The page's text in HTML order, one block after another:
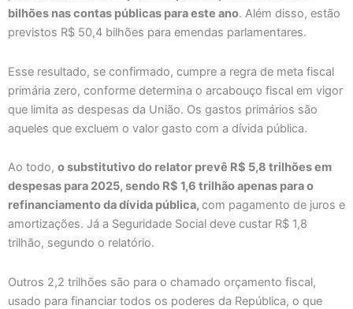
bilhões nas contas públicas para este ano. Além disso, estão
previstos R$ 50,4 bilhões para emendas parlamentares.
Esse resultado, se confirmado, cumpre a regra de meta fiscal
primária zero, conforme determina o arcabouço fiscal em vigor
que limita as despesas da União. Os gastos primários são
aqueles que excluem o valor gasto com a dívida pública.
Ao todo, o substitutivo do relator prevê R$ 5,8 trilhões em
despesas para 2025, sendo R$ 1,6 trilhão apenas para o
refinanciamento da dívida pública, com pagamento de juros e
amortizações. Já a Seguridade Social deve custar R$ 1,8
trilhão, segundo o relatório.
Outros 2,2 trilhões são para o chamado orçamento fiscal,
usado para financiar todos os poderes da República, o que